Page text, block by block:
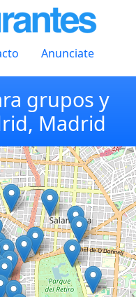
Anunciate
grupos y
Madrid